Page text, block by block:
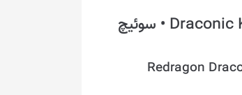
صفحه کلید بی‌سیم ردراگون مدل Draconic K530W-RGB • سوئیچ
Redragon